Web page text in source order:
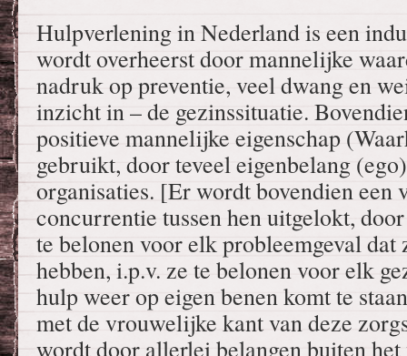
Hulpverlening in Nederland is een
wordt overheerst door mannelijke
nadruk op preventie, veel dwang en
inzicht in – de gezinssituatie.
positieve mannelijke eigenschap
gebruikt, door teveel eigenbelang
organisaties. [Er wordt bovendien een
concurrentie tussen hen uitgelokt,
te belonen voor elk probleemgeval dat
hebben, i.p.v. ze te belonen voor elk
hulp weer op eigen benen komt te
met de vrouwelijke kant van deze
wordt door allerlei belangen buiten